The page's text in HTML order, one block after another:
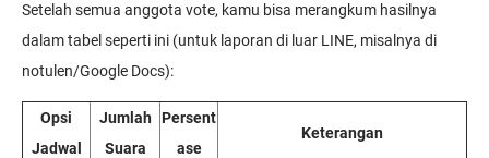
Setelah semua anggota vote, kamu bisa merangkum hasilnya
dalam tabel seperti ini (untuk laporan di luar LINE, misalnya di
notulen/Google Docs):
Opsi
Jadwal
Jumlah
Suara
Persent
ase
Keterangan